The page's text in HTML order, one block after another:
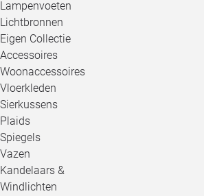
Lampenvoeten
Lichtbronnen
Eigen Collectie
Accessoires
Woonaccessoires
Vloerkleden
Sierkussens
Plaids
Spiegels
Vazen
Kandelaars &
Windlichten